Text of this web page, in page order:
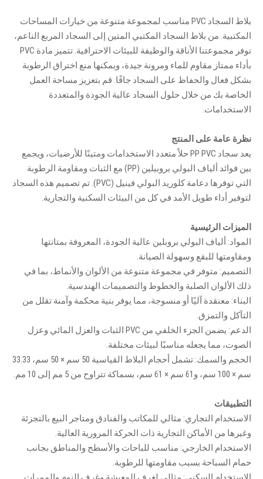
بلاط السجاد PVC مناسب لمجموعة متنوعة من خيارات المساحات
المكتبية. من بلاط السجاد المكتبي المتين إلى السجاد المربع الناعم،
توفر مجموعتنا الأناقة والوظيفة للبيئات الاحترافية. تتميز مادة PVC
بأداء ممتاز مقاوم للماء ومرونة جيدة، ويمكنها منع اختراق الرطوبة
بشكل فعال والحفاظ على السجاد جافًا. قم بتعزيز مساحة العمل
الخاصة بك من خلال حلول السجاد عالية الجودة والمتعددة
الاستخدامات.
نظرة عامة على المنتج
يعد سجاد PP PVC حلاً متعدد الاستخدامات ومتينًا للأرضيات، ويجمع
بين فوائد ألياف البولي بروبيلين (PP) مع الثبات ومقاومة الرطوبة
التي توفرها دعامة كلوريد البولي فينيل (PVC). تم تصميم هذه السجاد
لتوفير أداء طويل الأمد في كل من البيئات السكنية والتجارية.
الميزات الرئيسية
المواد: ألياف البولي بروبلين عالية الجودة، المعروفة بمتانتها
ومقاومتها للبقع وسهولة الصيانة.
التصميم: متوفر في مجموعة متنوعة من الألوان والأنماط، بما في
ذلك الألوان الصلبة والخطوط والتصميمات الهندسية.
البناء: معنقدة آليًا أو منسوجة، مما يوفر بنية محكمة وآمنة تقلل من
التآكل والتمزق.
الدعم: يضمن الجزء الخلفي من PVC الثبات والعزل المائي وعزل
الصوت، مما يجعله مناسبًا لبيئات مختلفة.
الحجم والسمك: تشمل أحجام البلاط القياسية 50 سم × 50 سم، 33.33
سم × 100 سم، و61 سم × 61 سم، بسماكة تتراوح من 5 مم إلى 10 مم.
التطبيقات
الاستخدام التجاري: مثالي للمكاتب والفنادق ومتاجر البيع بالتجزئة
وغيرها من الأماكن التجارية ذات الحركة المرورية العالية.
الاستخدام الخارجي: مناسب للباحات والأسطح والمناطق بجانب
حمام السباحة بسبب مقاومتها للرطوبة.